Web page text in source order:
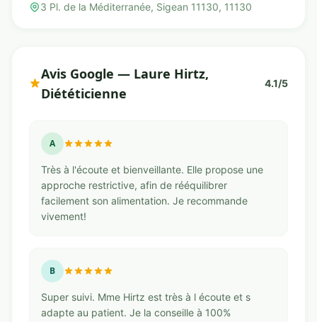
3 Pl. de la Méditerranée, Sigean 11130, 11130
Avis Google — Laure Hirtz,
Diététicienne
4.1/5
A
Très à l'écoute et bienveillante. Elle propose une
approche restrictive, afin de rééquilibrer
facilement son alimentation. Je recommande
vivement!
B
Super suivi. Mme Hirtz est très à l écoute et s
adapte au patient. Je la conseille à 100%